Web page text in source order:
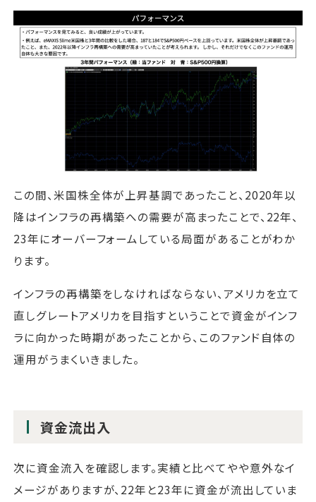
この間、米国株全体が上昇基調であったこと、2020年以
降はインフラの再構築への需要が高まったことで、22年、
23年にオーバーフォームしている局面があることがわか
ります。
インフラの再構築をしなければならない、アメリカを立て
直しグレートアメリカを目指すということで資金がインフ
ラに向かった時期があったことから、このファンド自体の
運用がうまくいきました。
資金流出入
次に資金流入を確認します。実績と比べてやや意外なイ
メージがありますが、22年と23年に資金が流出していま